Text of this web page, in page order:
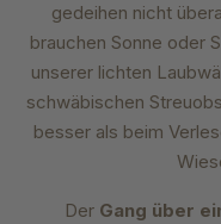
gedeihen nicht
brauchen Sonne oder
unserer lichten
schwäbischen
besser als beim
DerGang über